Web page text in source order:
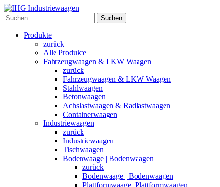
Suchen
Produkte
zurück
Alle Produkte
Fahrzeugwaagen & LKW Waagen
zurück
Fahrzeugwaagen & LKW Waagen
Stahlwaagen
Betonwaagen
Achslastwaagen & Radlastwaagen
Containerwaagen
Industriewaagen
zurück
Industriewaagen
Tischwaagen
Bodenwaage | Bodenwaagen
zurück
Bodenwaage | Bodenwaagen
Plattformwaage, Plattformwaagen